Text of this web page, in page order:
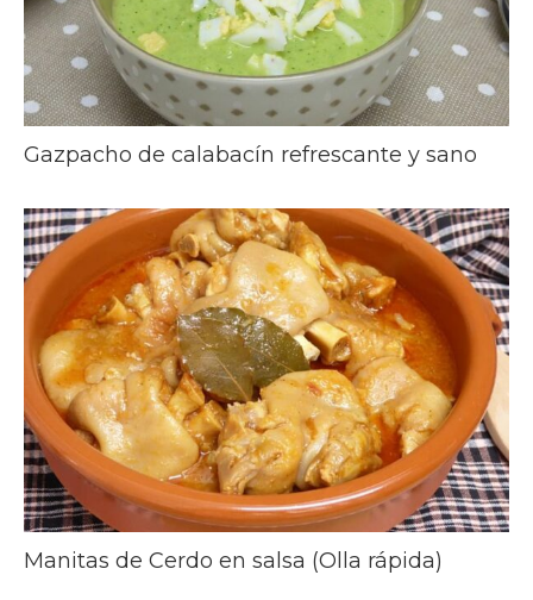
Gazpacho de calabacín refrescante y sano
Manitas de Cerdo en salsa (Olla rápida)